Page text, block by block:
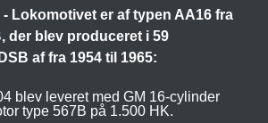
- Lokomotivet er af typen AA16 fra
der blev produceret i 59
af fra 1954 til 1965:
blev leveret med GM 16-cylinder
type 567B på 1.500 HK.